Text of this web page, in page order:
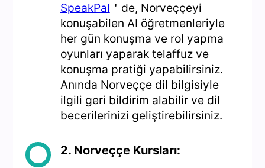
SpeakPal ＇de, Norveççeyi
konuşabilen AI öğretmenleriyle
her gün konuşma ve rol yapma
oyunları yaparak telaffuz ve
konuşma pratiği yapabilirsiniz.
Anında Norveççe dil bilgisiyle
ilgili geri bildirim alabilir ve dil
becerilerinizi geliştirebilirsiniz.
2. Norveççe Kursları: